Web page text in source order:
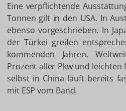
Eine verpflichtende
Tonnen gilt in den USA. In
ebenso vorgeschrieben. In
der Türkei greifen
kommenden Jahren.
Prozent aller Pkw und leichten
selbst in China läuft bereits
mit ESP vom Band.